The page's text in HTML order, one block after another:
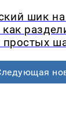
шик
простых